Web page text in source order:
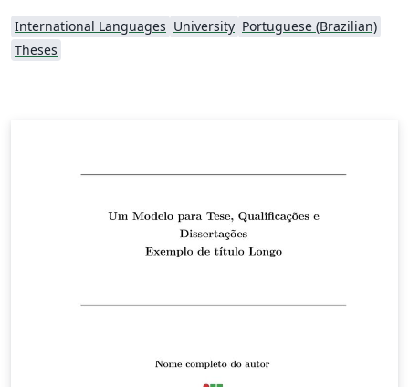
International Languages University Portuguese (Brazilian)
Theses